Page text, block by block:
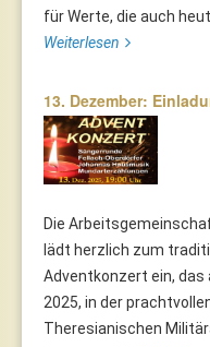
für Werte, die auch
Weiterlesen
13. Dezember:
Die
lädt herzlich zum
Adventkonzert ein, das
2025, in der
Theresianischen